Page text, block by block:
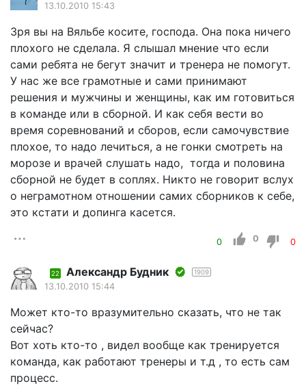
13.10.2010 15:43
Зря вы на Вяльбе косите, господа. Она пока ничего
плохого не сделала. Я слышал мнение что если
сами ребята не бегут значит и тренера не помогут.
У нас же все грамотные и сами принимают
решения и мужчины и женщины, как им готовиться
в команде или в сборной. И как себя вести во
время соревнований и сборов, если самочувствие
плохое, то надо лечиться, а не гонки смотреть на
морозе и врачей слушать надо, тогда и половина
сборной не будет в соплях. Никто не говорит вслух
о неграмотном отношении самих сборников к себе,
это кстати и допинга касется.
0 0 0
22 Александр Будник 1909
13.10.2010 15:44
Может кто-то вразумительно сказать, что не так
сейчас?
Вот хоть кто-то , видел вообще как тренируется
команда, как работают тренеры и т.д , то есть сам
процесс.